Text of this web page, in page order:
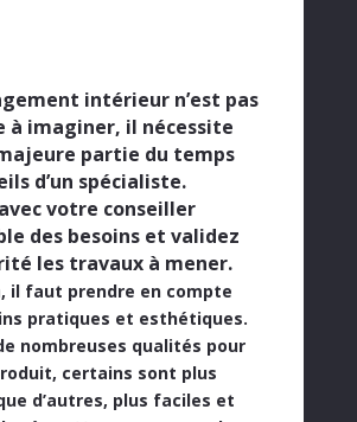
intérieurn’est pas
à imaginer, il nécessite
partie du temps
d’un spécialiste.
votre conseiller
des besoins et validez
les travaux à mener.
il faut prendre en compte
pratiques et esthétiques.
nombreuses qualités pour
certains sont plus
d’autres, plus faciles et